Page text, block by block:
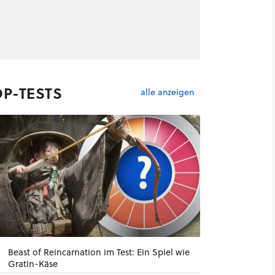
TESTS alle anzeigen
Beast of Reincarnation im Test: Ein Spiel wie
Gratin-Käse